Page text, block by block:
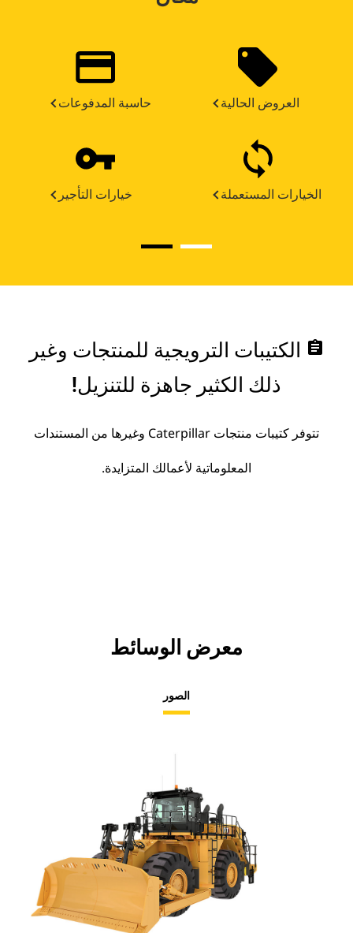
حاسبة المدفوعات العروض الحالية
خيارات التأجير الخيارات المستعملة
assignment الكتيبات الترويجية للمنتجات وغير
ذلك الكثير جاهزة للتنزيل!
تتوفر كتيبات منتجات Caterpillar وغيرها من المستندات
المعلوماتية لأعمالك المتزايدة.
معرض الوسائط
الصور